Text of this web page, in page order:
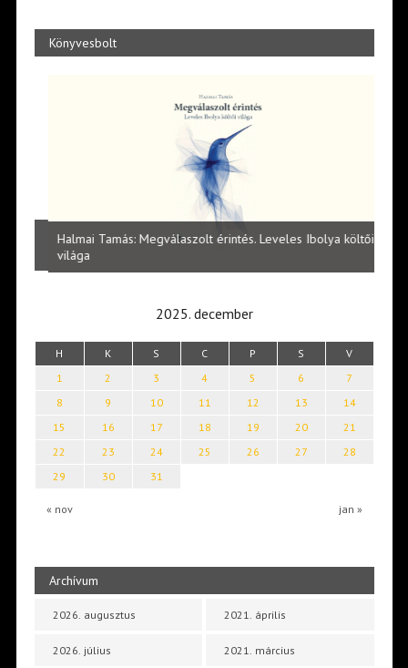
Könyvesbolt
Halmai Tamás: Megválaszolt érintés. Leveles Ibolya költői
világa
2025. december
H K S C P S V
« nov jan »
1 2 3 4 5 6
7
8
9 10 11 12 13
14
15
16 17 18 19 20
21
22
23 24 25 26 27
28
29
30 31
Archívum
2026. augusztus
2026. július
2021. április
2021. március